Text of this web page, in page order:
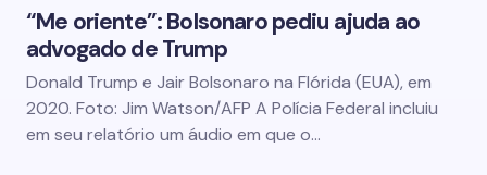
“Me oriente”: Bolsonaro pediu ajuda ao
advogado de Trump
Donald Trump e Jair Bolsonaro na Flórida (EUA), em
2020. Foto: Jim Watson/AFP A Polícia Federal incluiu
em seu relatório um áudio em que o…